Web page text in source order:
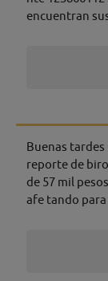
encuentran
Buenas tardes
reporte de
de 57 mil
afe tando